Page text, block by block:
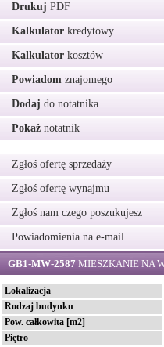
Drukuj PDF
Kalkulator kredytowy
Kalkulator kosztów
Powiadom znajomego
Dodaj do notatnika
Pokaż notatnik
Zgłoś ofertę sprzedaży
Zgłoś ofertę wynajmu
Zgłoś nam czego poszukujesz
Powiadomienia na e-mail
GB1-MW-2587 MIESZKANIE NA
Lokalizacja
Rodzaj budynku
Pow. całkowita [m2]
Piętro